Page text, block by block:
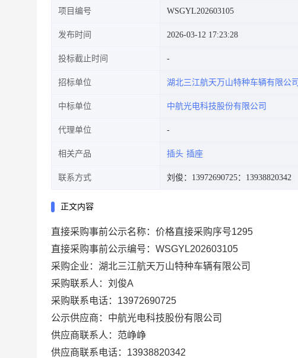
项目编号 WSGYL202603105
发布时间 2026-03-12 17:23:28
投标截止时间
招标单位 湖北三江航天万山特种车辆有限公司
中标单位 中航光电科技股份有限公司
代理单位
相关产品 插头 插座
联系方式 刘俊：13972690725：13938820342
正文内容
直接采购事前公示名称：价格直接采购序号1295
直接采购事前公示编号：WSGYL202603105
采购企业：湖北三江航天万山特种车辆有限公司
采购联系人：刘俊A
采购联系电话：13972690725
公示供应商：中航光电科技股份有限公司
供应商联系人：范峥峥
供应商联系电话：13938820342